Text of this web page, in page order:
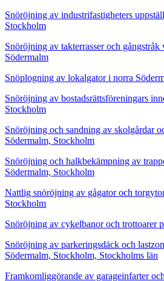
Snöröjning av industrifastigheters
Stockholm
Snöröjning av takterrasser och gångstråk
Södermalm
Snöplogning av lokalgator i norra
Snöröjning av bostadsrättsföreningars
Stockholm
Snöröjning och sandning av skolgårdar
Södermalm, Stockholm
Snöröjning och halkbekämpning av
Södermalm, Stockholm
Nattlig snöröjning av gågator och
Stockholm
Snöröjning av cykelbanor och trottoarer
Snöröjning av parkeringsdäck och
Södermalm, Stockholm, Stockholms län
Framkomliggörande av garageinfarter